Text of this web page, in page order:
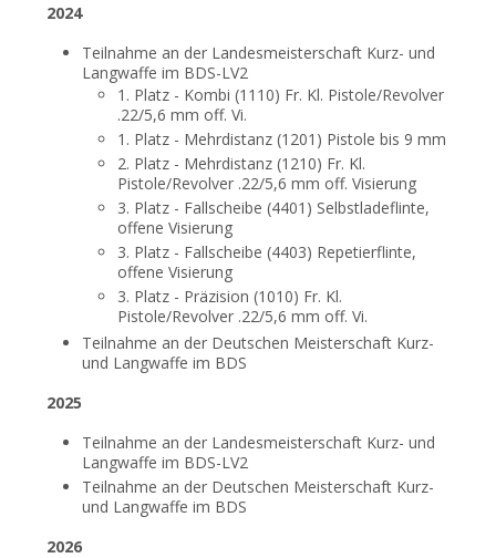
2024
Teilnahme an der Landesmeisterschaft Kurz- und
Langwaffe im BDS-LV2
1. Platz - Kombi (1110) Fr. Kl. Pistole/Revolver
.22/5,6 mm off. Vi.
1. Platz - Mehrdistanz (1201) Pistole bis 9 mm
2. Platz - Mehrdistanz (1210) Fr. Kl.
Pistole/Revolver .22/5,6 mm off. Visierung
3. Platz - Fallscheibe (4401) Selbstladeflinte,
offene Visierung
3. Platz - Fallscheibe (4403) Repetierflinte,
offene Visierung
3. Platz - Präzision (1010) Fr. Kl.
Pistole/Revolver .22/5,6 mm off. Vi.
Teilnahme an der Deutschen Meisterschaft Kurz-
und Langwaffe im BDS
2025
Teilnahme an der Landesmeisterschaft Kurz- und
Langwaffe im BDS-LV2
Teilnahme an der Deutschen Meisterschaft Kurz-
und Langwaffe im BDS
2026